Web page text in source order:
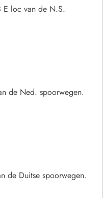
E loc van de N.S.
de Ned. spoorwegen.
de Duitse spoorwegen.